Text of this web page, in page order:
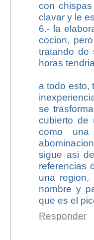
con
clavar y le
6.- la
cocion,
tratando de
horas
a todo esto,
se
cubierto de
como
sigue asi
referencias
una
nombre y
que es el
Responder